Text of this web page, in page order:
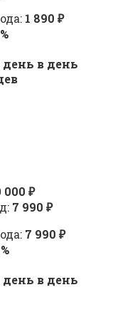
1 890 ₽
день в день
000 ₽
7 990 ₽
7 990 ₽
день в день